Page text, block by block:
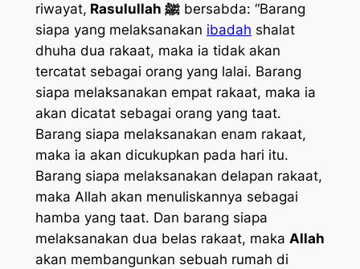
riwayat,
Rasulullah ﷺbersabda: “Barang
siapa yang melaksanakan ibadah shalat
dhuha dua rakaat, maka ia tidak akan
tercatat sebagai orang yang lalai. Barang
siapa melaksanakan empat rakaat, maka ia
akan dicatat sebagai orang yang taat.
Barang siapa melaksanakan enam rakaat,
maka ia akan dicukupkan pada hari itu.
Barang siapa melaksanakan delapan rakaat,
maka Allah akan menuliskannya sebagai
hamba yang taat. Dan barang siapa
melaksanakan dua belas rakaat, maka Allah
akan membangunkan sebuah rumah di